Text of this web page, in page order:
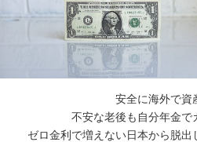
安全に海外で資
不安な老後も自分年金で
ゼロ金利で増えない日本から脱出